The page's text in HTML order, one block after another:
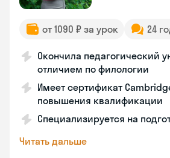
от 1090 ₽ за урок 24
Окончила педагогический
отличием по филологии
Имеет сертификат
повышения квалификации
Специализируется на
Читать дальше